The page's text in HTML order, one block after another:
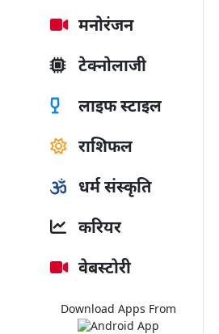
मनोरंजन
टेक्नोलाजी
लाइफ स्टाइल
राशिफल
धर्म संस्कृति
करियर
वेबस्टोरी
Download Apps From